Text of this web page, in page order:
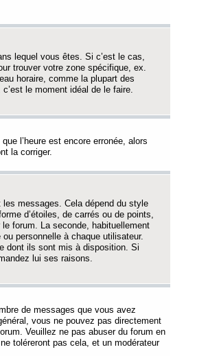
lequel vous êtes. Si c’est le cas,
trouver votre zone spécifique, ex.
horaire, comme la plupart des
le moment idéal de le faire.
l’heure est encore erronée, alors
la corriger.
les messages. Cela dépend du style
d’étoiles, de carrés ou de points,
forum. La seconde, habituellement
personnelle à chaque utilisateur.
dont ils sont mis à disposition. Si
lui ses raisons.
de messages que vous avez
vous ne pouvez pas directement
Veuillez ne pas abuser du forum en
toléreront pas cela, et un modérateur